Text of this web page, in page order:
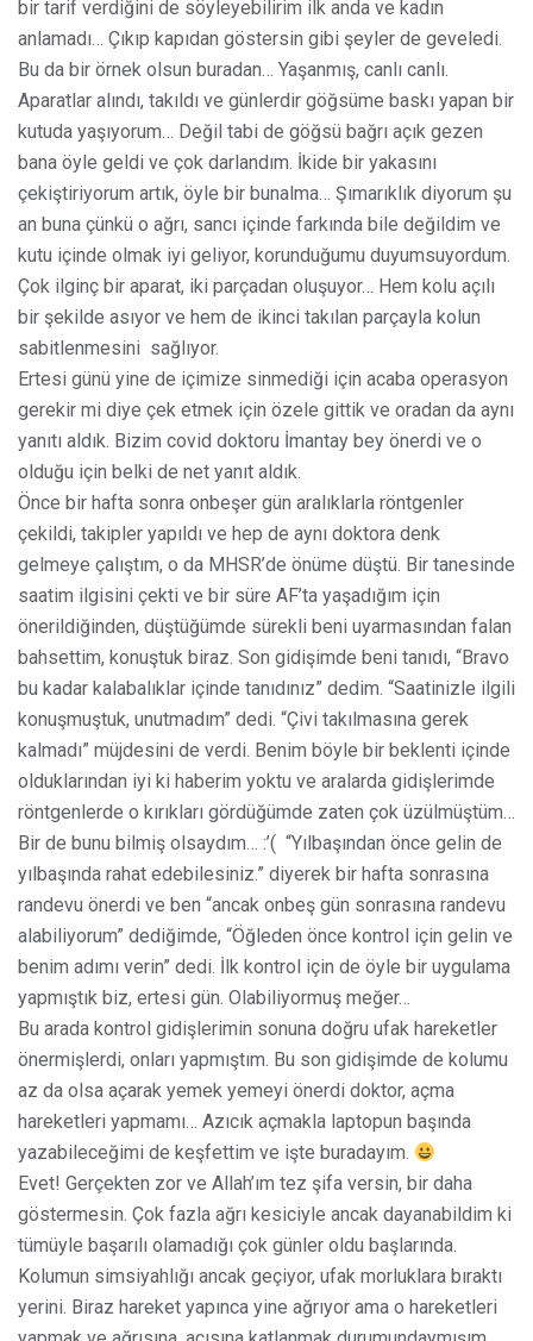
bir tarif verdiğini de söyleyebilirim ilk anda ve kadın
anlamadı… Çıkıp kapıdan göstersin gibi şeyler de geveledi.
Bu da bir örnek olsun buradan… Yaşanmış, canlı canlı.
Aparatlar alındı, takıldı ve günlerdir göğsüme baskı yapan bir
kutuda yaşıyorum… Değil tabi de göğsü bağrı açık gezen
bana öyle geldi ve çok darlandım. İkide bir yakasını
çekiştiriyorum artık, öyle bir bunalma… Şımarıklık diyorum şu
an buna çünkü o ağrı, sancı içinde farkında bile değildim ve
kutu içinde olmak iyi geliyor, korunduğumu duyumsuyordum.
Çok ilginç bir aparat, iki parçadan oluşuyor… Hem kolu açılı
bir şekilde asıyor ve hem de ikinci takılan parçayla kolun
sabitlenmesini sağlıyor.
Ertesi günü yine de içimize sinmediği için acaba operasyon
gerekir mi diye çek etmek için özele gittik ve oradan da aynı
yanıtı aldık. Bizim covid doktoru İmantay bey önerdi ve o
olduğu için belki de net yanıt aldık.
Önce bir hafta sonra onbeşer gün aralıklarla röntgenler
çekildi, takipler yapıldı ve hep de aynı doktora denk
gelmeye çalıştım, o da MHSR’de önüme düştü. Bir tanesinde
saatim ilgisini çekti ve bir süre AF’ta yaşadığım için
önerildiğinden, düştüğümde sürekli beni uyarmasından falan
bahsettim, konuştuk biraz. Son gidişimde beni tanıdı, “Bravo
bu kadar kalabalıklar içinde tanıdınız” dedim. “Saatinizle ilgili
konuşmuştuk, unutmadım” dedi. “Çivi takılmasına gerek
kalmadı” müjdesini de verdi. Benim böyle bir beklenti içinde
olduklarından iyi ki haberim yoktu ve aralarda gidişlerimde
röntgenlerde o kırıkları gördüğümde zaten çok üzülmüştüm…
Bir de bunu bilmiş olsaydım… :’( “Yılbaşından önce gelin de
yılbaşında rahat edebilesiniz.” diyerek bir hafta sonrasına
randevu önerdi ve ben “ancak onbeş gün sonrasına randevu
alabiliyorum” dediğimde, “Öğleden önce kontrol için gelin ve
benim adımı verin” dedi. İlk kontrol için de öyle bir uygulama
yapmıştık biz, ertesi gün. Olabiliyormuş meğer…
Bu arada kontrol gidişlerimin sonuna doğru ufak hareketler
önermişlerdi, onları yapmıştım. Bu son gidişimde de kolumu
az da olsa açarak yemek yemeyi önerdi doktor, açma
hareketleri yapmamı… Azıcık açmakla laptopun başında
yazabileceğimi de keşfettim ve işte buradayım.
Evet! Gerçekten zor ve Allah’ım tez şifa versin, bir daha
göstermesin. Çok fazla ağrı kesiciyle ancak dayanabildim ki
tümüyle başarılı olamadığı çok günler oldu başlarında.
Kolumun simsiyahlığı ancak geçiyor, ufak morluklara bıraktı
yerini. Biraz hareket yapınca yine ağrıyor ama o hareketleri